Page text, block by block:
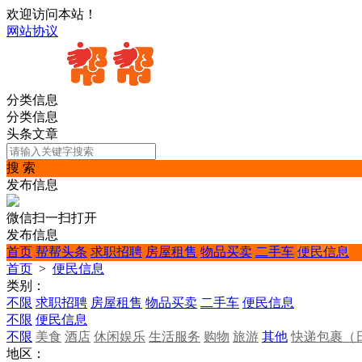
欢迎访问本站！
网站协议
分类信息
分类信息
头条文章
搜 索
发布信息
微信扫一扫打开
发布信息
首页 帮帮头条 求职招聘 房屋租售 物品买卖 二手车 便民信息
首页 > 便民信息
类别：
不限 求职招聘 房屋租售 物品买卖 二手车 便民信息
不限 便民信息
不限 美食 酒店 休闲娱乐 生活服务 购物 旅游 其他 快递包裹（
地区：